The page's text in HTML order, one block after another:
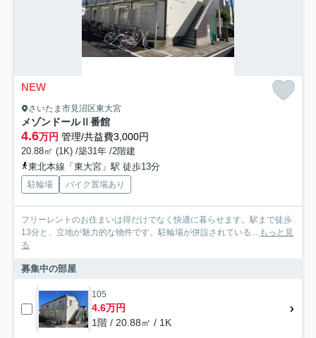
NEW
さいたま市見沼区東大宮
メゾンドールⅡ番館
4.6万円 管理/共益費3,000円
20.88㎡ (1K) /築31年 /2階建
東北本線「東大宮」駅 徒歩13分
駐輪場 バイク置場あり
フリーレントのお住まいは得だけでなく快適に暮らせます。駅まで徒歩
13分と、立地が魅力的な物件です。駐輪場が併設されている... もっと見
る
募集中の部屋
105
4.6万円
1階 / 20.88㎡ / 1K